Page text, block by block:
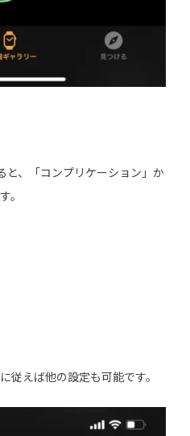
と、「コンプリケーション」か
。
従えば他の設定も可能です。